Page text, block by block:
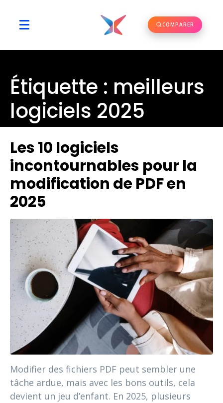
COMPARER
Étiquette : meilleurs
logiciels 2025
Les 10 logiciels
incontournables pour la
modification de PDF en
2025
Modifier des fichiers PDF peut sembler une
tâche ardue, mais avec les bons outils, cela
devient un jeu d’enfant. En 2025, plusieurs